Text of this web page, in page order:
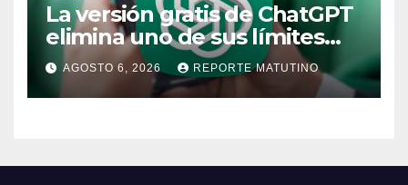
La versión gratis de ChatGPT
elimina uno de sus límites
más pedidos y ahora es más
útil
AGOSTO 6, 2026 REPORTE MATUTINO